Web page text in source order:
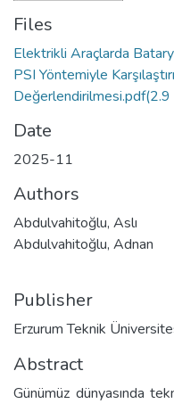
Files
Elektrikli Araçlarda
PSI Yöntemiyle
Değerlendirilmesi.pdf(2.9
Date
2025-11
Authors
Abdulvahitoğlu, Aslı
Abdulvahitoğlu, Adnan
Publisher
Erzurum Teknik
Abstract
Günümüz dünyasında